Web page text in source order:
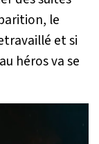
le
et si
héros va se